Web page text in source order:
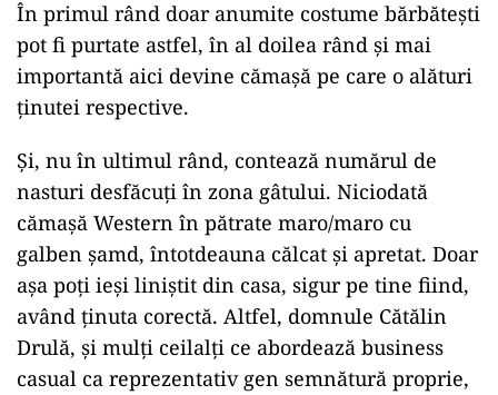
În primul rând doar anumite costume bărbătești
pot fi purtate astfel, în al doilea rând și mai
importantă aici devine cămașă pe care o alături
ținutei respective.
Și, nu în ultimul rând, contează numărul de
nasturi desfăcuți în zona gâtului. Niciodată
cămașă Western în pătrate maro/maro cu
galben șamd, întotdeauna călcat și apretat. Doar
așa poți ieși liniștit din casa, sigur pe tine fiind,
având ținuta corectă. Altfel, domnule Cătălin
Drulă, și mulți ceilalți ce abordează business
casual ca reprezentativ gen semnătură proprie,